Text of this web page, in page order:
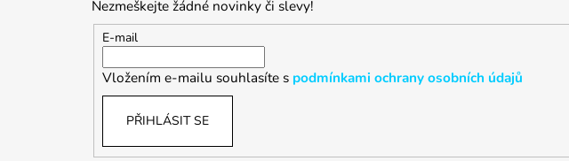
Nezmeškejte žádné novinky či slevy!
E-mail
Vložením e-mailu souhlasíte s podmínkami ochrany osobních údajů
PŘIHLÁSIT SE